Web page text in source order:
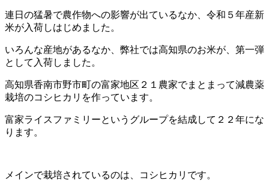
更
新
日
時
:
連日の猛暑で農作物への影響が出ているなか、令和５年産新
米が入荷しはじめました。
いろんな産地があるなか、弊社では高知県のお米が、第一弾
として入荷しました。
高知県香南市野市町の富家地区２１農家でまとまって減農薬
栽培のコシヒカリを作っています。
富家ライスファミリーというグループを結成して２２年にな
ります。
メインで栽培されているのは、コシヒカリです。